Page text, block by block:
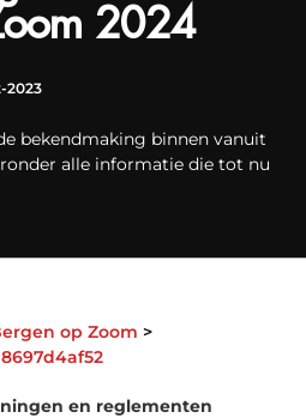
2024
2023
bekendmaking binnen vanuit
alle informatie die tot nu
op Zoom
en reglementen